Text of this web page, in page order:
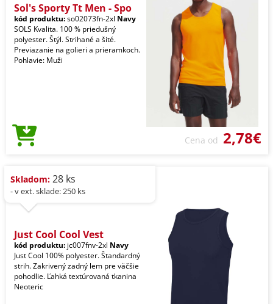
Sol's Sporty Tt Men - Spo
kód produktu:so02073fn-2xl Navy
SOLS Kvalita. 100 % priedušný
polyester. Štýl. Strihané a šité.
Previazanie na golieri a prieramkoch.
Pohlavie: Muži
Cena od 2,78€
Skladom: 28 ks
- v ext. sklade: 250 ks
Just Cool Cool Vest
kód produktu: jc007fnv-2xl Navy
Just Cool 100% polyester. Štandardný
strih. Zakrivený zadný lem pre väčšie
pohodlie. Ľahká textúrovaná tkanina
Neoteric